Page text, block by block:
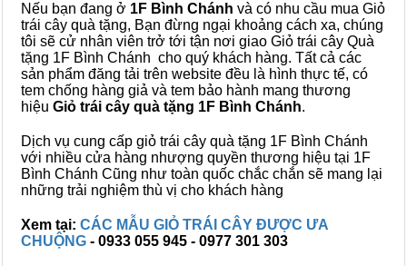
Nếu bạn đang ở 1F Bình Chánh và có nhu cầu mua Giỏ
trái cây quà tặng, Bạn đừng ngại khoảng cách xa, chúng
tôi sẽ cử nhân viên trở tới tận nơi giao Giỏ trái cây Quà
tặng 1F Bình Chánh cho quý khách hàng. Tất cả các
sản phẩm đăng tải trên website đều là hình thực tế, có
tem chống hàng giả và tem bảo hành mang thương
hiệu Giỏ trái cây quà tặng 1F Bình Chánh.
Dịch vụ cung cấp giỏ trái cây quà tặng 1F Bình Chánh
với nhiều cửa hàng nhượng quyền thương hiệu tại 1F
Bình Chánh Cũng như toàn quốc chắc chắn sẽ mang lại
những trải nghiệm thù vị cho khách hàng
Xem tại: CÁC MẪU GIỎ TRÁI CÂY ĐƯỢC ƯA
CHUỘNG - 0933 055 945 - 0977 301 303